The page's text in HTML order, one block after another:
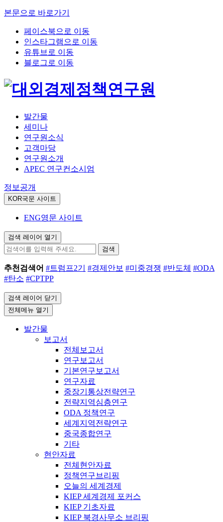
본문으로 바로가기
페이스북으로 이동
인스타그램으로 이동
유튜브로 이동
블로그로 이동
발간물
세미나
연구원소식
고객마당
연구원소개
APEC 연구컨소시엄
정보공개
KOR국문 사이트
ENG영문 사이트
검색 레이어 열기
검색
추천검색어 #트럼프2기 #경제안보 #미중경쟁 #반도체 #ODA
#탄소 #CPTPP
검색 레이어 닫기
전체메뉴 열기
발간물
보고서
전체보고서
연구보고서
기본연구보고서
연구자료
중장기통상전략연구
전략지역심층연구
ODA 정책연구
세계지역전략연구
중국종합연구
기타
현안자료
전체현안자료
정책연구브리핑
오늘의 세계경제
KIEP 세계경제 포커스
KIEP 기초자료
KIEP 북경사무소 브리핑